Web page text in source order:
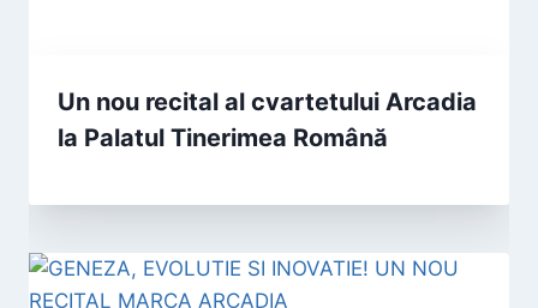
Un nou recital al cvartetului Arcadia
la Palatul Tinerimea Română